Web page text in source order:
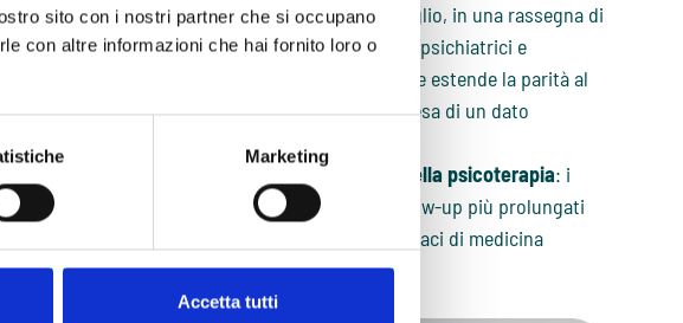
sito con i nostri partner che si occupano
con altre informazioni che hai fornito loro o
Marketing
Accetta tutti
in una singola metanalisi o, ancora meglio, in una rassegna di
del doppio confronto statistico tra farmaci non psichiatrici e
e psicoterapie. D’altro canto, la conclusione che estende la parità al
è legittima e pragmaticamente affidabile, in attesa di un dato
altri vantaggi non trascurabili della psicoterapia: i
di abbandono più bassi e monitoraggi di follow-up più prolungati
studi di efficacia degli psicofarmaci e dei farmaci di medicina